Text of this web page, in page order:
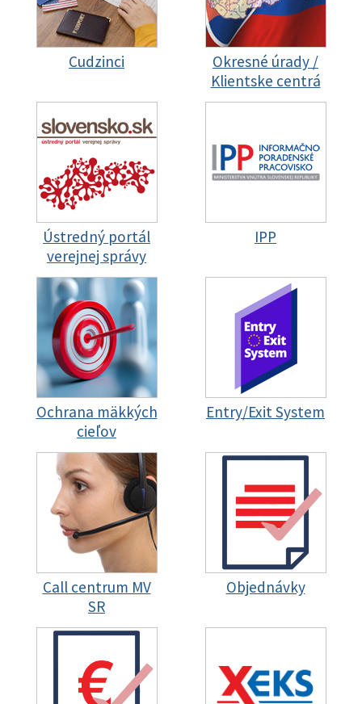
Cudzinci
Okresné úrady /
Klientske centrá
Ústredný portál
verejnej správy
IPP
Ochrana mäkkých
cieľov
Entry/Exit System
Call centrum MV
SR
Objednávky